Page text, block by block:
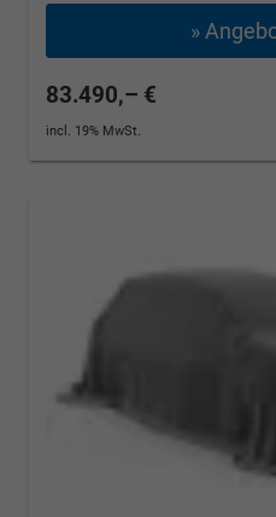
»
83.490,– €
incl. 19% MwSt.